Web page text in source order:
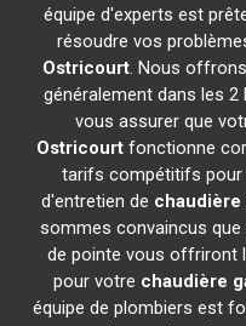
équipe d'experts est
résoudre vos
Ostricourt. Nous
généralement dans les
vous assurer que
Ostricourtfonctionne
tarifs compétitifs pour
d'entretien de chaudière
sommes convaincus
de pointe vous offriront
pour votre chaudière
équipe de plombiers est